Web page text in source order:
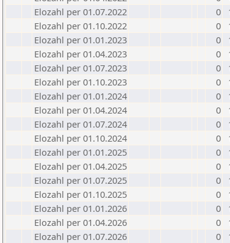
Elozahl per 01.07.2022
0
Elozahl per 01.10.2022
0
Elozahl per 01.01.2023
0
Elozahl per 01.04.2023
0
Elozahl per 01.07.2023
0
Elozahl per 01.10.2023
0
Elozahl per 01.01.2024
0
Elozahl per 01.04.2024
0
Elozahl per 01.07.2024
0
Elozahl per 01.10.2024
0
Elozahl per 01.01.2025
0
Elozahl per 01.04.2025
0
Elozahl per 01.07.2025
0
Elozahl per 01.10.2025
0
Elozahl per 01.01.2026
0
Elozahl per 01.04.2026
0
Elozahl per 01.07.2026
0